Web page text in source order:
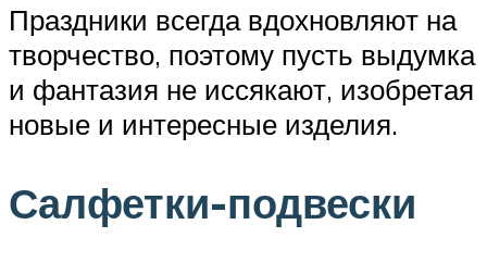
Праздники всегда вдохновляют на
творчество, поэтому пусть выдумка
и фантазия не иссякают, изобретая
новые и интересные изделия.
Салфетки-подвески